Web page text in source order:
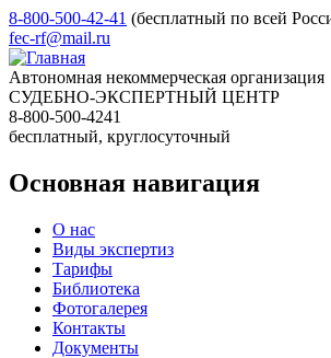
8-800-500-42-41 (бесплатный по всей
fec-rf@mail.ru
Автономная некоммерческая организация
СУДЕБНО-ЭКСПЕРТНЫЙ ЦЕНТР
8-800-500-4241
бесплатный, круглосуточный
Основная навигация
О нас
Виды экспертиз
Тарифы
Библиотека
Фотогалерея
Контакты
Документы